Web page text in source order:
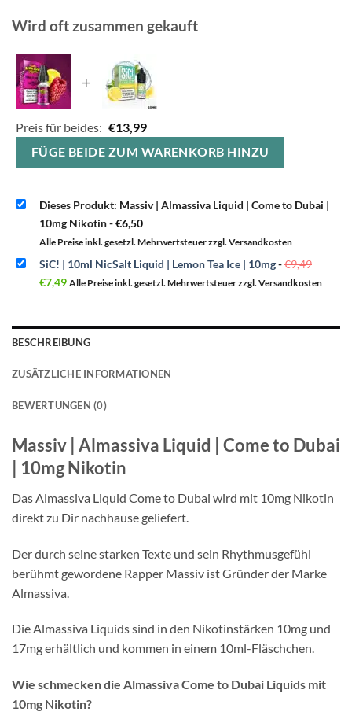
Wird oft zusammen gekauft
+
Preis für beides: €13,99
FÜGE BEIDE ZUM WARENKORB HINZU
Dieses Produkt: Massiv | Almassiva Liquid | Come to Dubai |
10mg Nikotin-€6,50
Alle Preise inkl. gesetzl. Mehrwertsteuer zzgl. Versandkosten
SiC! | 10ml NicSalt Liquid | Lemon Tea Ice | 10mg-€9,49
war:
€7,49Aktueller
Preis
Alle Preise inkl. gesetzl. Mehrwertsteuer zzgl. Versandkosten
BESCHREIBUNG
ZUSÄTZLICHE INFORMATIONEN
BEWERTUNGEN (0)
Massiv | Almassiva Liquid | Come to Dubai
| 10mg Nikotin
Das Almassiva Liquid Come to Dubai wird mit 10mg Nikotin
direkt zu Dir nachhause geliefert.
Der durch seine starken Texte und sein Rhythmusgefühl
berühmt gewordene Rapper Massiv ist Gründer der Marke
Almassiva.
Die Almassiva Liquids sind in den Nikotinstärken 10mg und
17mg erhältlich und kommen in einem 10ml-Fläschchen.
Wie schmecken die Almassiva Come to Dubai Liquids mit
10mg Nikotin?